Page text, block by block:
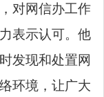
对网信办工作
表示认可。他
发现和处置网
环境，让广大